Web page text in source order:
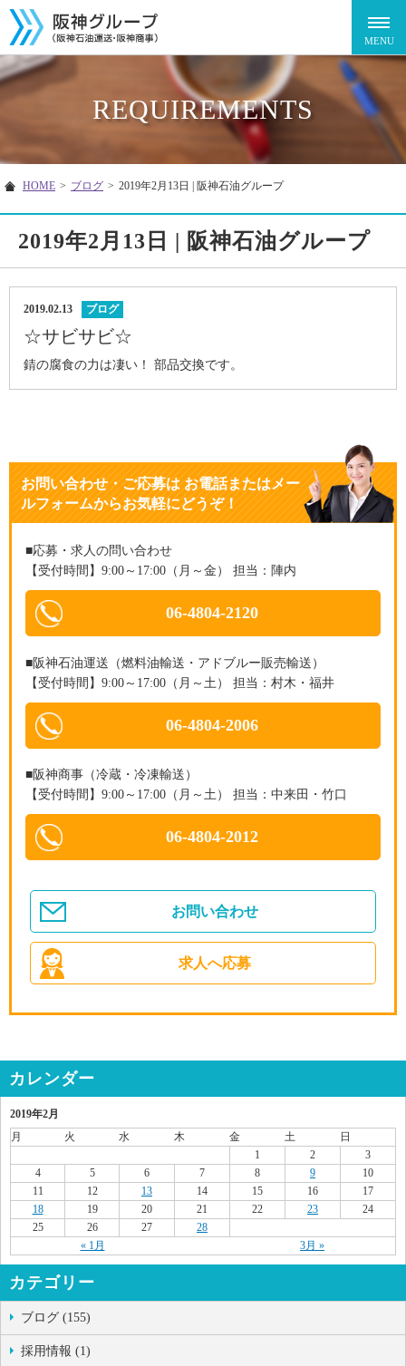
REQUIREMENTS
HOME > ブログ > 2019年2月13日 | 阪神石油グループ
2019年2月13日 | 阪神石油グループ
2019.02.13 ブログ
☆サビサビ☆
錆の腐食の力は凄い！ 部品交換です。
お問い合わせ・ご応募はお電話またはメー
ルフォームからお気軽にどうぞ！
■応募・求人の問い合わせ
【受付時間】9:00～17:00（月～金） 担当：陣内
06-4804-2120
■阪神石油運送（燃料油輸送・アドブルー販売輸送）
【受付時間】9:00～17:00（月～土） 担当：村木・福井
06-4804-2006
■阪神商事（冷蔵・冷凍輸送）
【受付時間】9:00～17:00（月～土） 担当：中来田・竹口
06-4804-2012
お問い合わせ
求人へ応募
カレンダー
2019年2月
月
火 水 木 金 土 日
« 1月 3月 »
1 2
3
4
5 6 7 8 9
10
11
12 13 14 15 16
17
18
19 20 21 22 23
24
25
26 27 28
カテゴリー
ブログ (155)
採用情報 (1)